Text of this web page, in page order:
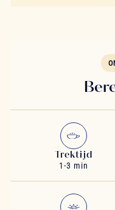
Trektijd
1-3 min